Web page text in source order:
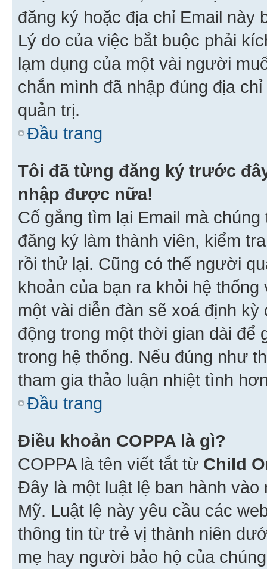
đăng ký hoặc địa chỉ Email này
Lý do của việc bắt buộc phải
lạm dụng của một vài người
chắn mình đã nhập đúng địa
quản trị.
Đầu trang
Tôi đã từng đăng ký trước
nhập được nữa!
Cố gắng tìm lại Email mà
đăng ký làm thành viên, kiểm
rồi thử lại. Cũng có thể người
khoản của bạn ra khỏi hệ
một vài diễn đàn sẽ xoá định
động trong một thời gian dài
trong hệ thống. Nếu đúng như
tham gia thảo luận nhiệt tình
Đầu trang
Điều khoản COPPA là gì?
COPPA là tên viết tắt từ Child
Đây là một luật lệ ban hành
Mỹ. Luật lệ này yêu cầu các
thông tin từ trẻ vị thành niên
mẹ hay người bảo hộ của